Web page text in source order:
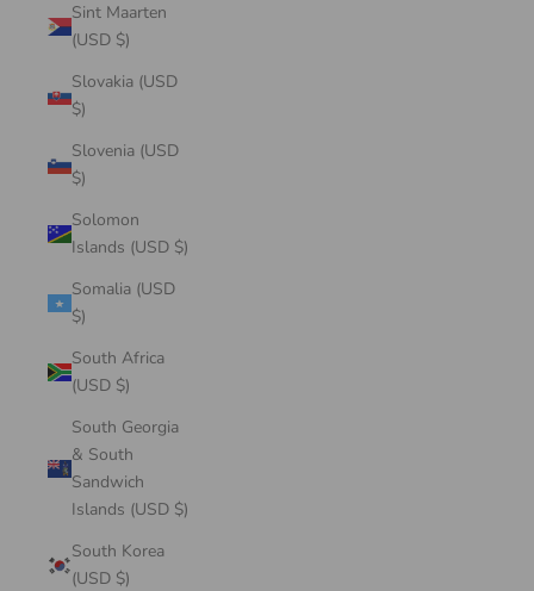
Sint Maarten
(USD $)
Slovakia (USD
$)
Slovenia (USD
$)
Solomon
Islands (USD $)
Somalia (USD
$)
South Africa
(USD $)
South Georgia
& South
Sandwich
Islands (USD $)
South Korea
(USD $)